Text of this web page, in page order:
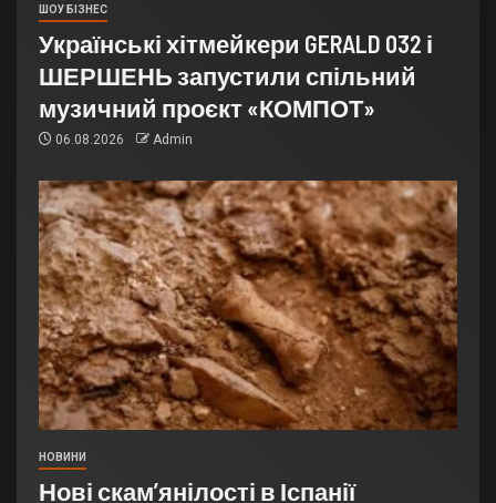
ШОУ БІЗНЕС
Українські хітмейкери GERALD 032 і
ШЕРШЕНЬ запустили спільний
музичний проєкт «КОМПОТ»
06.08.2026 Admin
НОВИНИ
Нові скам’янілості в Іспанії